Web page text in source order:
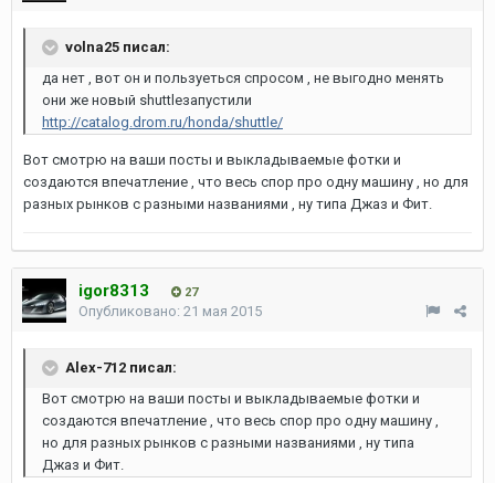
volna25 писал:
да нет , вот он и пользуеться спросом , не выгодно менять
они же новый shuttleзапустили
http://catalog.drom.ru/honda/shuttle/
Вот смотрю на ваши посты и выкладываемые фотки и
создаются впечатление , что весь спор про одну машину , но для
разных рынков с разными названиями , ну типа Джаз и Фит.
igor8313 27
Опубликовано: 21 мая 2015
Alex-712 писал:
Вот смотрю на ваши посты и выкладываемые фотки и
создаются впечатление , что весь спор про одну машину ,
но для разных рынков с разными названиями , ну типа
Джаз и Фит.